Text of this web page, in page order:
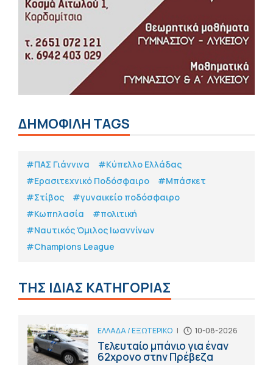
ΔΗΜΟΦΙΛΗ TAGS
#ΠΑΣ Γιάννινα
#Κύπελλο Ελλάδας
#Eρασιτεχνικό Ποδόσφαιρο
#Μπάσκετ
#Στίβος
#γυναικείο ποδόσφαιρο
#Κωπηλασία
#πολιτική
#Ναυτικός Όμιλος Ιωαννίνων
#Champions League
ΤΗΣ ΙΔΙΑΣ ΚΑΤΗΓΟΡΙΑΣ
ΕΛΛΑΔΑ / ΕΞΩΤΕΡΙΚΟ | 10-08-2026
Τελευταίο μπάνιο για έναν
62χρονο στην Πρέβεζα